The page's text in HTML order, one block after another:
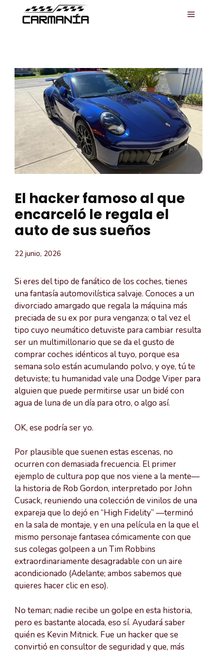
MENÚ
El hacker famoso al que
encarceló le regala el
auto de sus sueños
22 junio, 2026
Si eres del tipo de fanático de los coches, tienes
una fantasía automovilística salvaje. Conoces a un
divorciado amargado que regala la máquina más
preciada de su ex por pura venganza; o tal vez el
tipo cuyo neumático detuviste para cambiar resulta
ser un multimillonario que se da el gusto de
comprar coches idénticos al tuyo, porque esa
semana solo están acumulando polvo, y oye, tú te
detuviste; tu humanidad vale una Dodge Viper para
alguien que puede permitirse usar un bidé con
agua de luna de un día para otro, o algo así.
OK, ese podría ser yo.
Por plausible que suenen estas escenas, no
ocurren con demasiada frecuencia. El primer
ejemplo de cultura pop que nos viene a la mente—
la historia de Rob Gordon, interpretado por John
Cusack, reuniendo una colección de vinilos de una
expareja que lo dejó en “High Fidelity” —terminó
en la sala de montaje, y en una película en la que el
mismo personaje fantasea cómicamente con que
sus colegas golpeen a un Tim Robbins
extraordinariamente desagradable con un aire
acondicionado (Adelante; ambos sabemos que
quieres hacer clic en eso).
No teman; nadie recibe un golpe en esta historia,
pero es bastante alocada, eso sí. Ayudará saber
quién es Kevin Mitnick. Fue un hacker que se
convirtió en consultor de seguridad y que, más